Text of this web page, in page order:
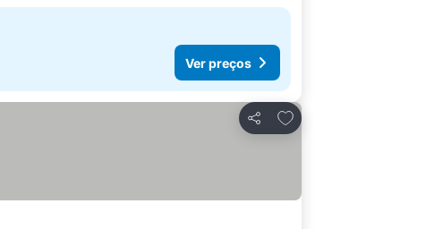
Ver preços
Partilhar
Adicionar aos favoritos